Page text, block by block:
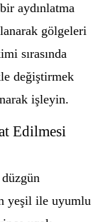
aydınlatma
gölgeleri
sırasında
değiştirmek
işleyin.
Edilmesi
yeşil ile uyumlu